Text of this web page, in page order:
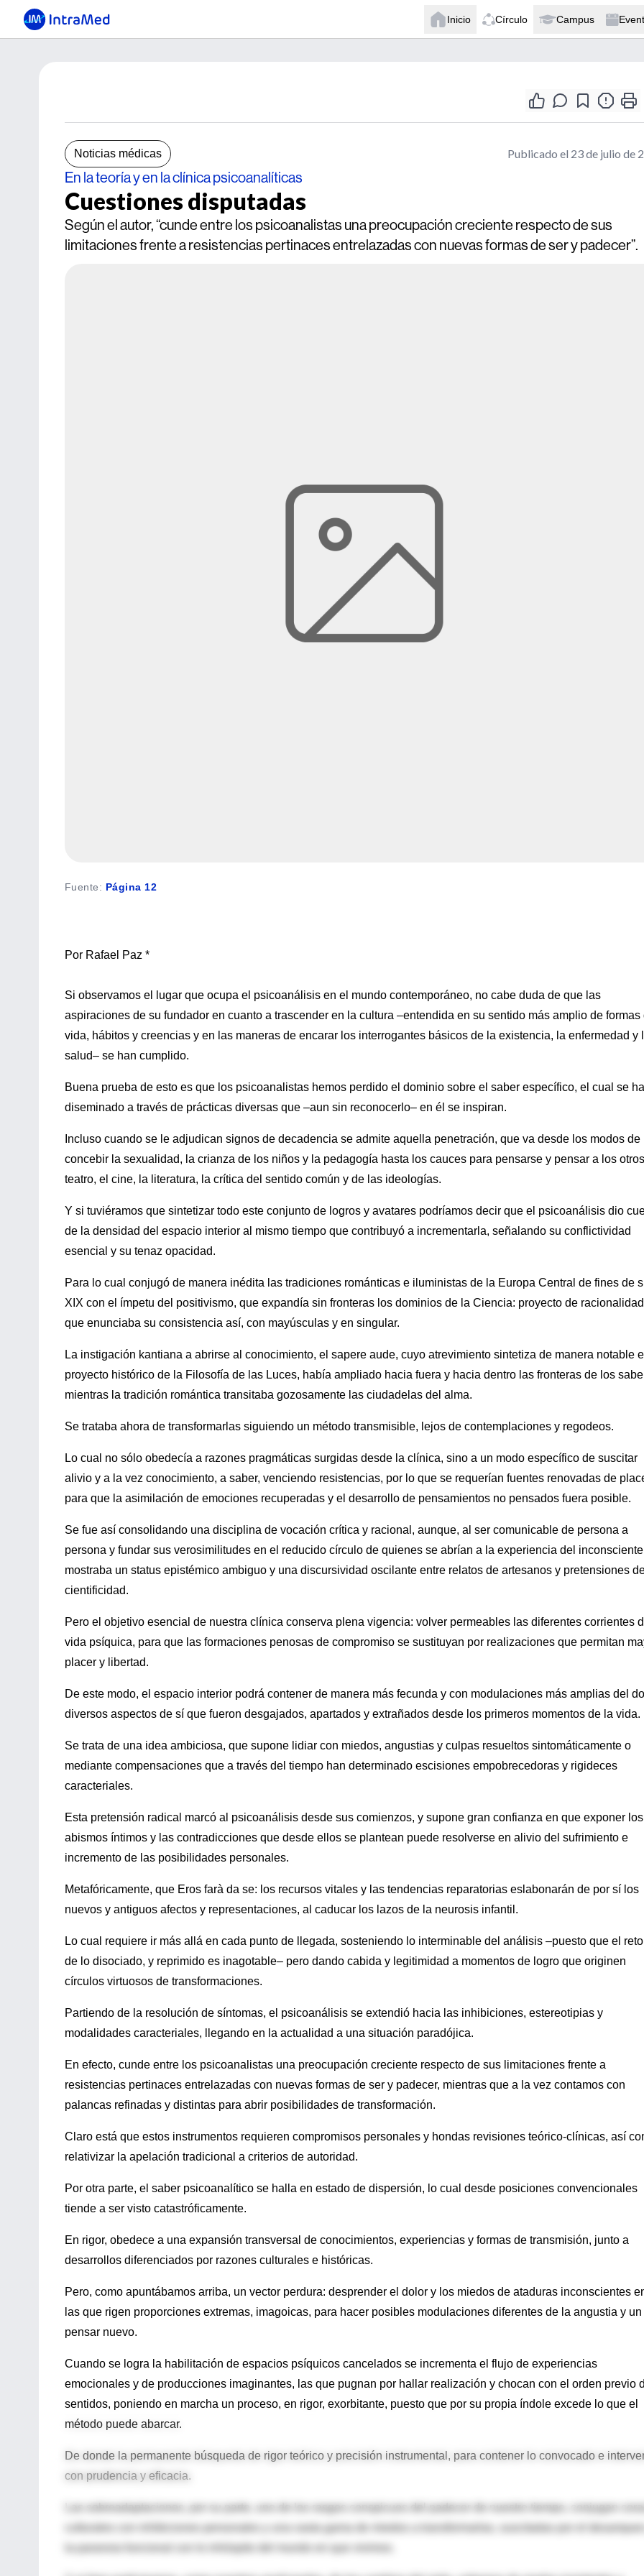
Inicio Círculo Campus
Noticias médicas Publicado el 23 de julio de
En la teoría y en la clínica psicoanalíticas
Cuestiones disputadas
Según el autor, “cunde entre los psicoanalistas una preocupación creciente respecto de sus
limitaciones frente a resistencias pertinaces entrelazadas con nuevas formas de ser y padecer”.
Fuente: Página 12
Por Rafael Paz *
Si observamos el lugar que ocupa el psicoanálisis en el mundo contemporáneo, no cabe duda de que las
aspiraciones de su fundador en cuanto a trascender en la cultura –entendida en su sentido más amplio de formas
vida, hábitos y creencias y en las maneras de encarar los interrogantes básicos de la existencia, la enfermedad y
salud– se han cumplido.
Buena prueba de esto es que los psicoanalistas hemos perdido el dominio sobre el saber específico, el cual se ha
diseminado a través de prácticas diversas que –aun sin reconocerlo– en él se inspiran.
Incluso cuando se le adjudican signos de decadencia se admite aquella penetración, que va desde los modos de
concebir la sexualidad, la crianza de los niños y la pedagogía hasta los cauces para pensarse y pensar a los
teatro, el cine, la literatura, la crítica del sentido común y de las ideologías.
Y si tuviéramos que sintetizar todo este conjunto de logros y avatares podríamos decir que el psicoanálisis dio
de la densidad del espacio interior al mismo tiempo que contribuyó a incrementarla, señalando su conflictividad
esencial y su tenaz opacidad.
Para lo cual conjugó de manera inédita las tradiciones románticas e iluministas de la Europa Central de fines de
XIX con el ímpetu del positivismo, que expandía sin fronteras los dominios de la Ciencia: proyecto de racionalidad
que enunciaba su consistencia así, con mayúsculas y en singular.
La instigación kantiana a abrirse al conocimiento, el sapere aude, cuyo atrevimiento sintetiza de manera notable el
proyecto histórico de la Filosofía de las Luces, había ampliado hacia fuera y hacia dentro las fronteras de los
mientras la tradición romántica transitaba gozosamente las ciudadelas del alma.
Se trataba ahora de transformarlas siguiendo un método transmisible, lejos de contemplaciones y regodeos.
Lo cual no sólo obedecía a razones pragmáticas surgidas desde la clínica, sino a un modo específico de suscitar
alivio y a la vez conocimiento, a saber, venciendo resistencias, por lo que se requerían fuentes renovadas de
para que la asimilación de emociones recuperadas y el desarrollo de pensamientos no pensados fuera posible.
Se fue así consolidando una disciplina de vocación crítica y racional, aunque, al ser comunicable de persona a
persona y fundar sus verosimilitudes en el reducido círculo de quienes se abrían a la experiencia del
mostraba un status epistémico ambiguo y una discursividad oscilante entre relatos de artesanos y pretensiones
cientificidad.
Pero el objetivo esencial de nuestra clínica conserva plena vigencia: volver permeables las diferentes corrientes
vida psíquica, para que las formaciones penosas de compromiso se sustituyan por realizaciones que permitan
placer y libertad.
De este modo, el espacio interior podrá contener de manera más fecunda y con modulaciones más amplias del
diversos aspectos de sí que fueron desgajados, apartados y extrañados desde los primeros momentos de la vida.
Se trata de una idea ambiciosa, que supone lidiar con miedos, angustias y culpas resueltos sintomáticamente o
mediante compensaciones que a través del tiempo han determinado escisiones empobrecedoras y rigideces
caracteriales.
Esta pretensión radical marcó al psicoanálisis desde sus comienzos, y supone gran confianza en que exponer los
abismos íntimos y las contradicciones que desde ellos se plantean puede resolverse en alivio del sufrimiento e
incremento de las posibilidades personales.
Metafóricamente, que Eros farà da se: los recursos vitales y las tendencias reparatorias eslabonarán de por sí los
nuevos y antiguos afectos y representaciones, al caducar los lazos de la neurosis infantil.
Lo cual requiere ir más allá en cada punto de llegada, sosteniendo lo interminable del análisis –puesto que el
de lo disociado, y reprimido es inagotable– pero dando cabida y legitimidad a momentos de logro que originen
círculos virtuosos de transformaciones.
Partiendo de la resolución de síntomas, el psicoanálisis se extendió hacia las inhibiciones, estereotipias y
modalidades caracteriales, llegando en la actualidad a una situación paradójica.
En efecto, cunde entre los psicoanalistas una preocupación creciente respecto de sus limitaciones frente a
resistencias pertinaces entrelazadas con nuevas formas de ser y padecer, mientras que a la vez contamos con
palancas refinadas y distintas para abrir posibilidades de transformación.
Claro está que estos instrumentos requieren compromisos personales y hondas revisiones teórico-clínicas, así
relativizar la apelación tradicional a criterios de autoridad.
Por otra parte, el saber psicoanalítico se halla en estado de dispersión, lo cual desde posiciones convencionales
tiende a ser visto catastróficamente.
En rigor, obedece a una expansión transversal de conocimientos, experiencias y formas de transmisión, junto a
desarrollos diferenciados por razones culturales e históricas.
Pero, como apuntábamos arriba, un vector perdura: desprender el dolor y los miedos de ataduras inconscientes
las que rigen proporciones extremas, imagoicas, para hacer posibles modulaciones diferentes de la angustia y un
pensar nuevo.
Cuando se logra la habilitación de espacios psíquicos cancelados se incrementa el flujo de experiencias
emocionales y de producciones imaginantes, las que pugnan por hallar realización y chocan con el orden previo
sentidos, poniendo en marcha un proceso, en rigor, exorbitante, puesto que por su propia índole excede lo que el
método puede abarcar.
De donde la permanente búsqueda de rigor teórico y precisión instrumental, para contener lo convocado e
con prudencia y eficacia.
Las sobreadaptaciones, por su parte, uno de los rasgos conspicuos del padecer de nuestro tiempo, conjugan
culturales con inhibiciones personales y una vasta gama de miedos a transformarlas, suscitadas por el desamparo